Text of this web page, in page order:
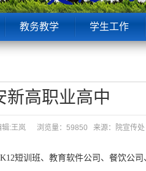
教务教学 学生工作
新高职业高中
:王岚 浏览量：59850 来源：院宣
短训班、教育软件公司、餐饮公